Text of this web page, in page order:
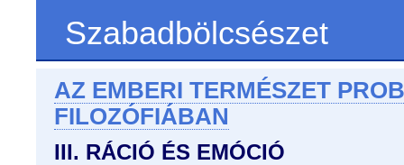
Szabadbölcsészet
AZ EMBERI TERMÉSZET
FILOZÓFIÁBAN
III. RÁCIÓ ÉS EMÓCIÓ